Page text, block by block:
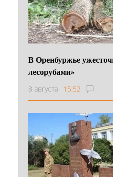
В Оренбуржье
лесорубами»
8 августа 15:52